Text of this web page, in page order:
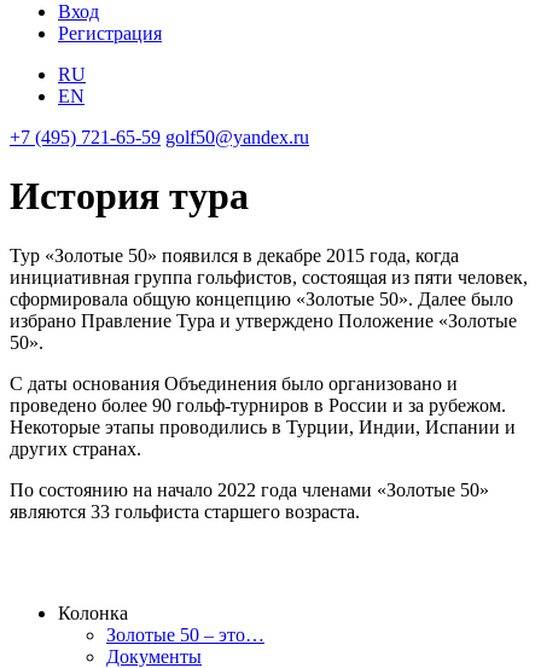
Вход
Регистрация
RU
EN
+7 (495) 721-65-59 golf50@yandex.ru
История тура
Тур «Золотые 50» появился в декабре 2015 года, когда
инициативная группа гольфистов, состоящая из пяти человек,
сформировала общую концепцию «Золотые 50». Далее было
избрано Правление Тура и утверждено Положение «Золотые
50».
С даты основания Объединения было организовано и
проведено более 90 гольф-турниров в России и за рубежом.
Некоторые этапы проводились в Турции, Индии, Испании и
других странах.
По состоянию на начало 2022 года членами «Золотые 50»
являются 33 гольфиста старшего возраста.
Колонка
Золотые 50 – это…
Документы